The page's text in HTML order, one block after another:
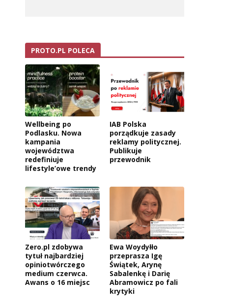
PROTO.PL POLECA
Wellbeing po
Podlasku. Nowa
kampania
województwa
redefiniuje
lifestyle’owe trendy
IAB Polska
porządkuje zasady
reklamy politycznej.
Publikuje
przewodnik
Zero.pl zdobywa
tytuł najbardziej
opiniotwórczego
medium czerwca.
Awans o 16 miejsc
Ewa Woydyłło
przeprasza Igę
Świątek, Arynę
Sabalenkę i Darię
Abramowicz po fali
krytyki